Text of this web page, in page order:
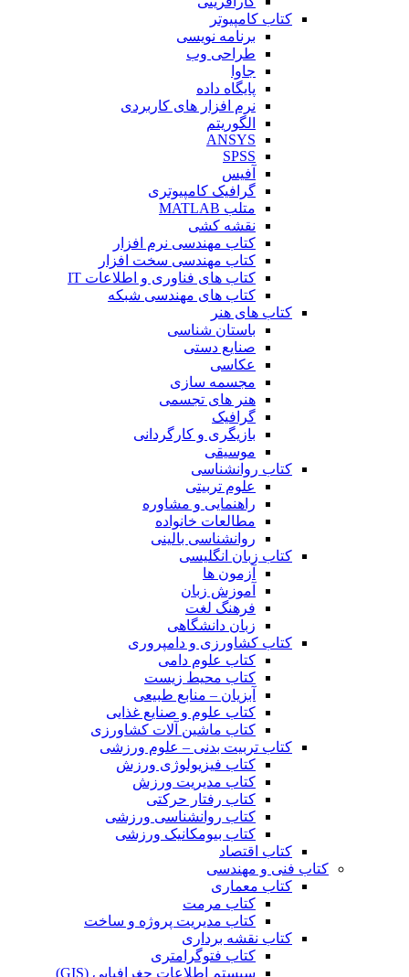
کتاب کامپیوتر
برنامه نویسی
طراحی وب
جاوا
پایگاه داده
نرم افزار های کاربردی
الگوریتم
ANSYS
SPSS
آفیس
گرافیک کامپیوتری
متلب MATLAB
نقشه کشی
کتاب مهندسی نرم افزار
کتاب مهندسی سخت افزار
کتاب های فناوری و اطلاعات IT
کتاب های مهندسی شبکه
کتاب های هنر
باستان شناسی
صنایع دستی
عکاسی
مجسمه سازی
هنر های تجسمی
گرافیک
بازیگری و کارگردانی
موسیقی
کتاب روانشناسی
علوم تربیتی
راهنمایی و مشاوره
مطالعات خانواده
روانشناسی بالینی
کتاب زبان انگلیسی
آزمون ها
آموزش زبان
فرهنگ لغت
زبان دانشگاهی
کتاب کشاورزی و دامپروری
کتاب علوم دامی
کتاب محیط زیست
آبزیان – منابع طبیعی
کتاب علوم و صنایع غذایی
کتاب ماشین آلات کشاورزی
کتاب تربیت بدنی – علوم ورزشی
کتاب فیزیولوژی ورزش
کتاب مدیریت ورزش
کتاب رفتار حرکتی
کتاب روانشناسی ورزشی
کتاب بیومکانیک ورزشی
کتاب اقتصاد
کتاب فنی و مهندسی
کتاب معماری
کتاب مرمت
کتاب مدیریت پروژه و ساخت
کتاب نقشه برداری
کتاب فتوگرامتری
سیستم اطلاعات جغرافیایی (GIS)